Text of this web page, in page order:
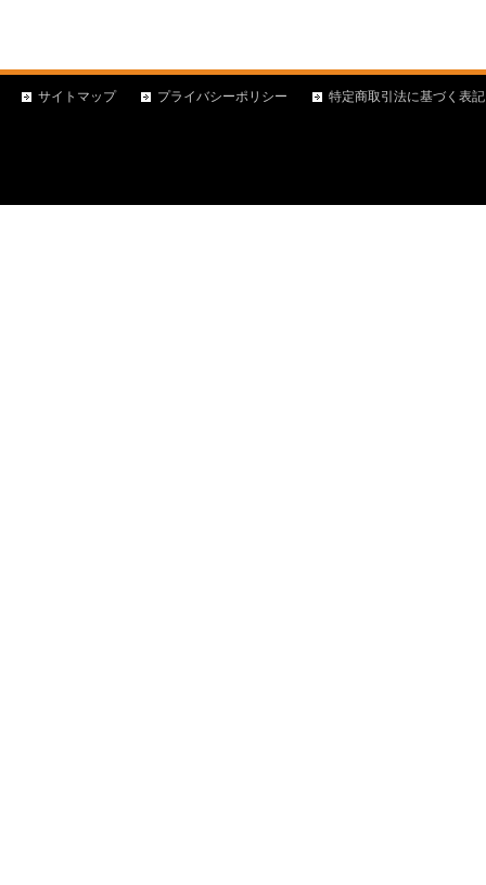
サイトマップ プライバシーポリシー 特定商取引法に基づく表記